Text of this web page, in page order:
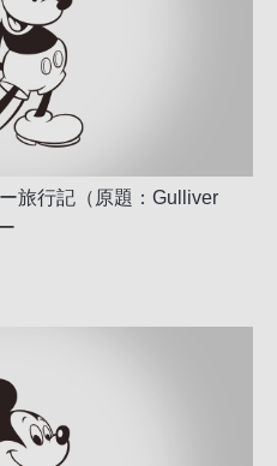
旅行記（原題：Gulliver